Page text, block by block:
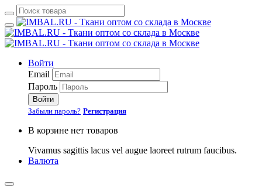
Войти
Email
Пароль
Войти
Забыли пароль? Регистрация
В корзине нет товаров
Vivamus sagittis lacus vel augue laoreet rutrum faucibus.
Валюта